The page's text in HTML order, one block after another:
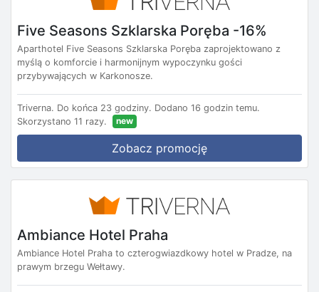
Five Seasons Szklarska Poręba -16%
Aparthotel Five Seasons Szklarska Poręba zaprojektowano z
myślą o komforcie i harmonijnym wypoczynku gości
przybywających w Karkonosze.
Triverna. Do końca 23 godziny. Dodano 16 godzin temu.
Skorzystano 11 razy.
new
Zobacz promocję
Ambiance Hotel Praha
Ambiance Hotel Praha to czterogwiazdkowy hotel w Pradze, na
prawym brzegu Wełtawy.